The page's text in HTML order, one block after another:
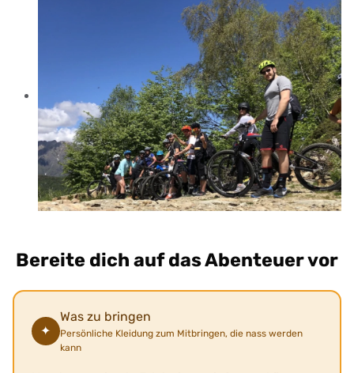
Bereite dich auf das Abenteuer vor
✦
Was zu bringen
Persönliche Kleidung zum Mitbringen, die nass werden
kann